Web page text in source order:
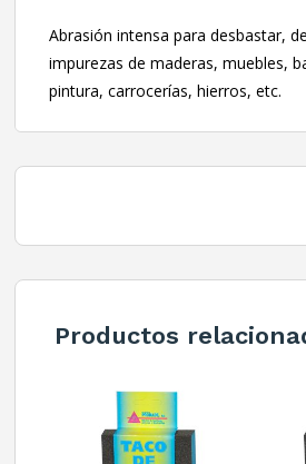
Abrasión intensa para desbastar,
impurezas de maderas, muebles,
pintura, carrocerías, hierros, etc.
Productos